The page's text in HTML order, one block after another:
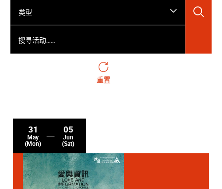
类型
重置
31
May
(Mon)
05
Jun
(Sat)